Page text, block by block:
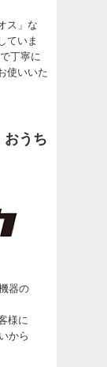
ス」な
ていま
丁寧に
使いいた
おうち
器の
様に
から